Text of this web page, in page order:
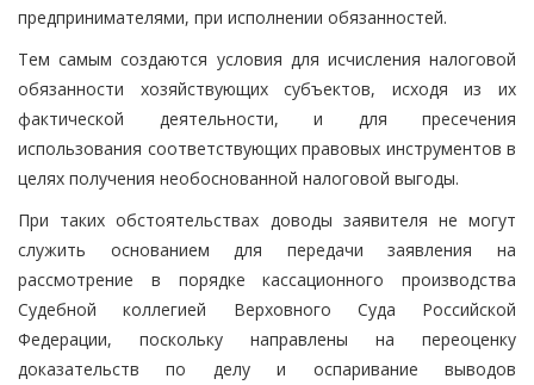
предпринимателями, при исполнении обязанностей.
Тем самым создаются условия для исчисления налоговой
обязанности хозяйствующих субъектов, исходя из их
фактической деятельности, и для пресечения
использования соответствующих правовых инструментов в
целях получения необоснованной налоговой выгоды.
При таких обстоятельствах доводы заявителя не могут
служить основанием для передачи заявления на
рассмотрение в порядке кассационного производства
Судебной коллегией Верховного Суда Российской
Федерации, поскольку направлены на переоценку
доказательств по делу и оспаривание выводов